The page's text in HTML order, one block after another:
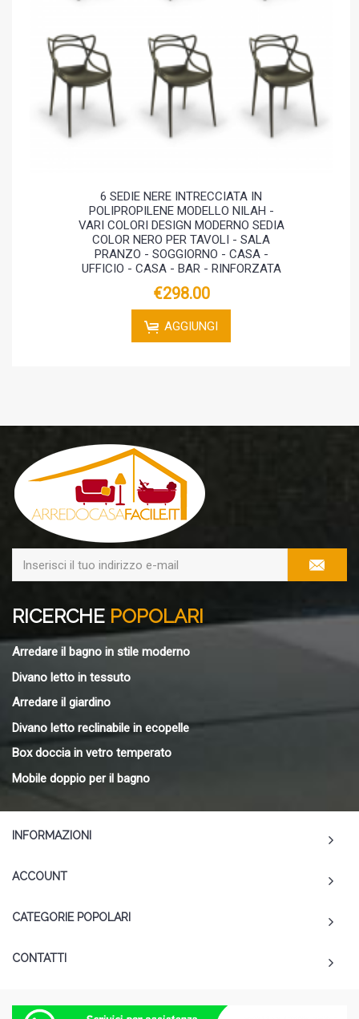
6 SEDIE NERE INTRECCIATA IN
POLIPROPILENE MODELLO NILAH -
VARI COLORI DESIGN MODERNO SEDIA
COLOR NERO PER TAVOLI - SALA
PRANZO - SOGGIORNO - CASA -
UFFICIO - CASA - BAR - RINFORZATA
€298.00
AGGIUNGI
RICERCHE POPOLARI
Arredare il bagno in stile moderno
Divano letto in tessuto
Arredare il giardino
Divano letto reclinabile in ecopelle
Box doccia in vetro temperato
Mobile doppio per il bagno
INFORMAZIONI
ACCOUNT
CATEGORIE POPOLARI
CONTATTI